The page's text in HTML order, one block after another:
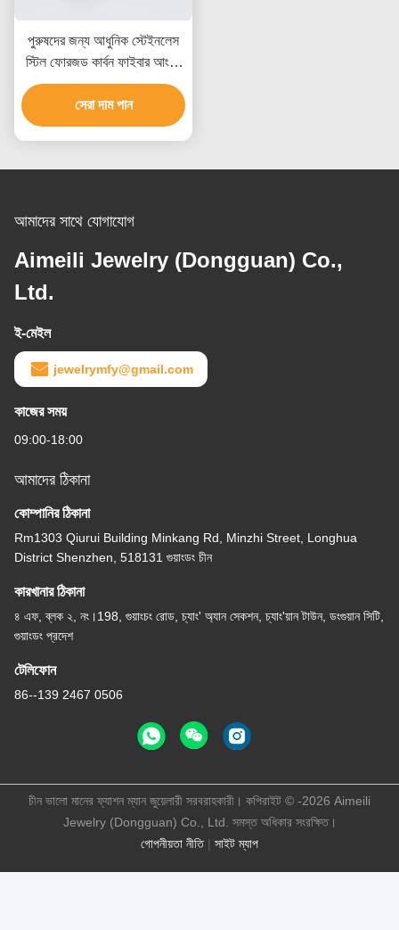
পুরুষদের জন্য আধুনিক স্টেইনলেস
স্টিল ফোরজড কার্বন ফাইবার আংটি,
জলরোধী এবং কাস্টমাইজড পরিষেবা
সহ
সেরা দাম পান
আমাদের সাথে যোগাযোগ
Aimeili Jewelry (Dongguan) Co.,
Ltd.
ই-মেইল
jewelrymfy@gmail.com
কাজের সময়
09:00-18:00
আমাদের ঠিকানা
কোম্পানির ঠিকানা
Rm1303 Qiurui Building Minkang Rd, Minzhi Street, Longhua
District Shenzhen, 518131 গুয়াংডং চীন
কারখানার ঠিকানা
৪ এফ, ব্লক ২, নং।198, গুয়াংচং রোড, চ্যাং' অ্যান সেকশন, চ্যাং'য়ান টাউন, ডংগুয়ান সিটি,
গুয়াংডং প্রদেশ
টেলিফোন
86--139 2467 0506
গোপনীয়তা নীতি| সাইট ম্যাপ
চীন ভালো মানের ফ্যাশন ম্যান জুয়েলারী সরবরাহকারী। কপিরাইট © -2026 Aimeili
Jewelry (Dongguan) Co., Ltd. সমস্ত অধিকার সংরক্ষিত।